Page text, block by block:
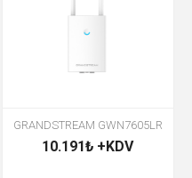
GRANDSTREAM GWN7605LR
10.191₺ +KDV